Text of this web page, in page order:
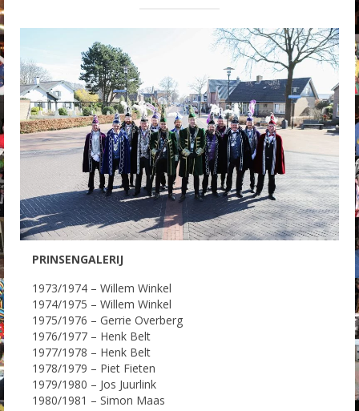
PRINSENGALERIJ
1973/1974 – Willem Winkel
1974/1975 – Willem Winkel
1975/1976 – Gerrie Overberg
1976/1977 – Henk Belt
1977/1978 – Henk Belt
1978/1979 – Piet Fieten
1979/1980 – Jos Juurlink
1980/1981 – Simon Maas